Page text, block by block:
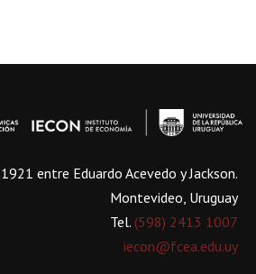
entre Eduardo Acevedo y Jackson.
Montevideo, Uruguay
Tel. (598) 2413 1007
iecon@fcea.edu.uy